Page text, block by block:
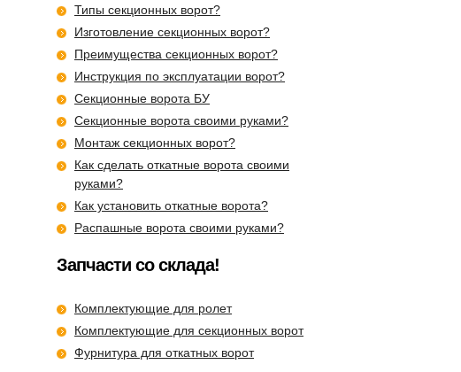
Типы секционных ворот?
Изготовление секционных ворот?
Преимущества секционных ворот?
Инструкция по эксплуатации ворот?
Секционные ворота БУ
Cекционные ворота своими руками?
Монтаж секционных ворот?
Как сделать откатные ворота своими
руками?
Как установить откатные ворота?
Распашные ворота своими руками?
Запчасти со склада!
Комплектующие для ролет
Комплектующие для секционных ворот
Фурнитура для откатных ворот